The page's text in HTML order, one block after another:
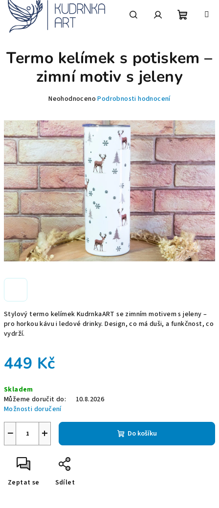
Přejít
obsah
košík
Stylový termo kelímek KudrnkaART se zimním motivem s jeleny –
pro horkou kávu i ledové drinky. Design, co má duši, a funkčnost, co
vydrží.
449 Kč
cena:
Skladem
Můžeme doručit do:
10.8.2026
Možnosti doručení
+
− Do košíku
Zeptat se Sdílet
Termo kelímek s potiskem –
zimní motiv s jeleny
Průměrné
produktu
je
0,0
z
5
hvězdiček.
Neohodnoceno Podrobnosti hodnocení